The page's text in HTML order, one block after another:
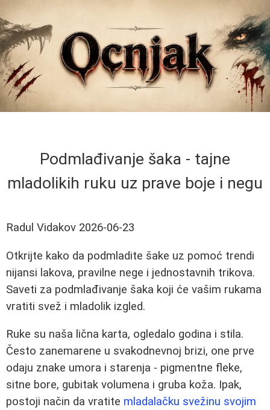
Podmlađivanje šaka - tajne
mladolikih ruku uz prave boje i negu
Radul Vidakov 2026-06-23
Otkrijte kako da podmladite šake uz pomoć trendi
nijansi lakova, pravilne nege i jednostavnih trikova.
Saveti za podmlađivanje šaka koji će vašim rukama
vratiti svež i mladolik izgled.
Ruke su naša lična karta, ogledalo godina i stila.
Često zanemarene u svakodnevnoj brizi, one prve
odaju znake umora i starenja - pigmentne fleke,
sitne bore, gubitak volumena i gruba koža. Ipak,
postoji način da vratite mladalačku svežinu svojim